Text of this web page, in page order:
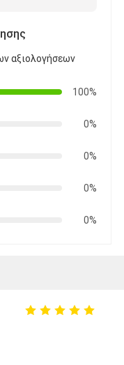
αξιολογήσεων
100%
0%
0%
0%
0%